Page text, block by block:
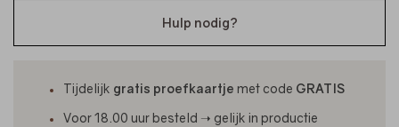
Hulp nodig?
Tijdelijk gratis proefkaartje met code GRATIS
Voor 18.00 uur besteld ➝ gelijk in productie